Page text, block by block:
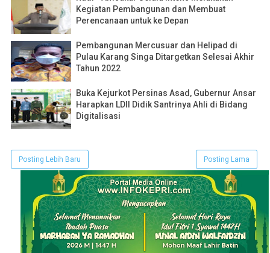
Kegiatan Pembangunan dan Membuat
Perencanaan untuk ke Depan
Pembangunan Mercusuar dan Helipad di
Pulau Karang Singa Ditargetkan Selesai Akhir
Tahun 2022
Buka Kejurkot Persinas Asad, Gubernur Ansar
Harapkan LDII Didik Santrinya Ahli di Bidang
Digitalisasi
Posting Lebih Baru Posting Lama